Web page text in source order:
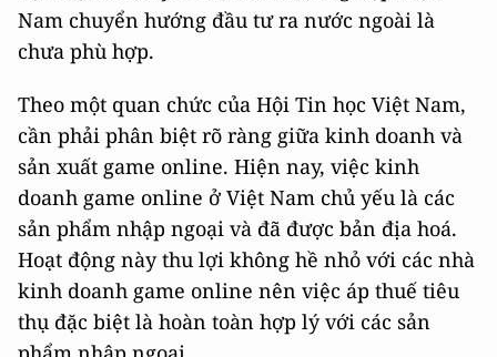
Nam chuyển hướng đầu tư ra nước ngoài là
chưa phù hợp.
Theo một quan chức của Hội Tin học Việt Nam,
cần phải phân biệt rõ ràng giữa kinh doanh và
sản xuất game online. Hiện nay, việc kinh
doanh game online ở Việt Nam chủ yếu là các
sản phẩm nhập ngoại và đã được bản địa hoá.
Hoạt động này thu lợi không hề nhỏ với các nhà
kinh doanh game online nên việc áp thuế tiêu
thụ đặc biệt là hoàn toàn hợp lý với các sản